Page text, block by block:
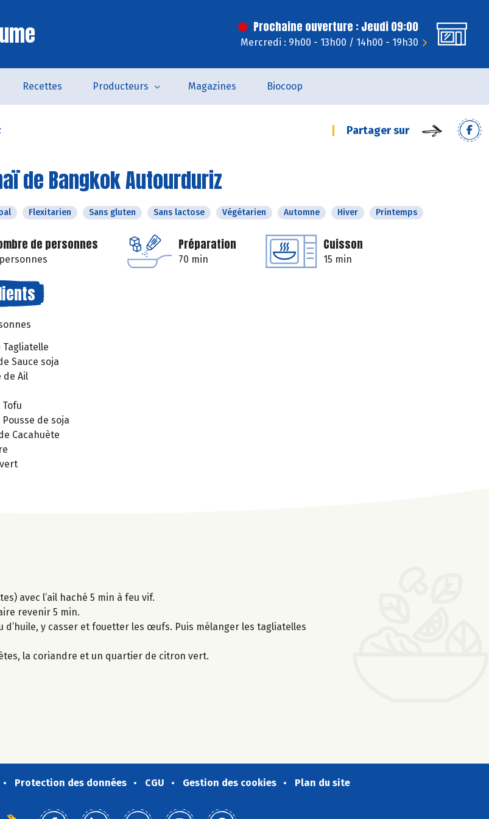
Prochaine ouverture : Jeudi 09:00
Mercredi : 9h00 - 13h00 / 14h00 - 19h30
Recettes Producteurs Magazines Biocoop
Partager sur
de Bangkok Autourduriz
Flexitarien Sans gluten Sans lactose Végétarien Automne Hiver Printemps
de personnes Préparation
70 min
Cuisson
15 min
Tagliatelle
Sauce soja
de Ail
Tofu
Pousse de soja
Cacahuète
avec l’ail haché 5 min à feu vif.
revenir 5 min.
d’huile, y casser et fouetter les œufs. Puis mélanger les tagliatelles
la coriandre et un quartier de citron vert.
Protection des données CGU Gestion des cookies Plan du site